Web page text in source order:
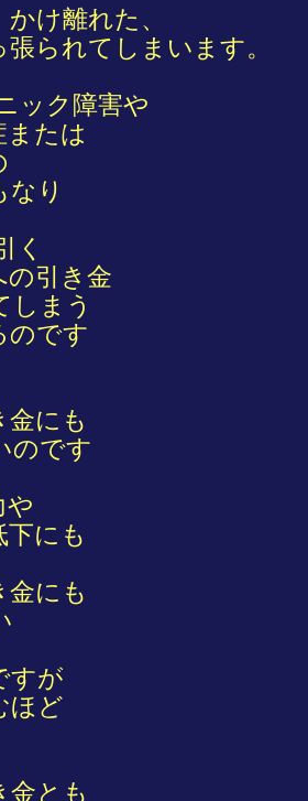
け離れた、
られてしまいます。
ック障害や
または
なり
く
の引き金
しまう
のです
金にも
のです
や
下にも
金にも
すが
ほど
金とも